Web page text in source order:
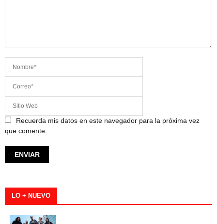
Recuerda mis datos en este navegador para la próxima vez
que comente.
LO + NUEVO